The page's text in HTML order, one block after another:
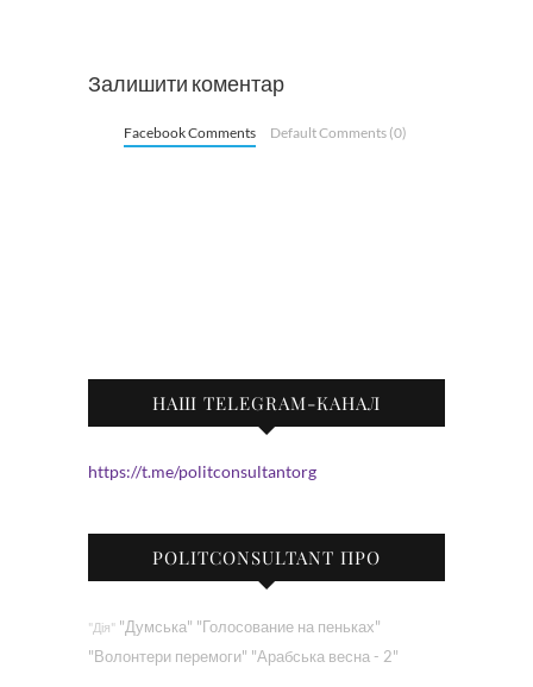
Залишити коментар
Facebook Comments Default Comments (0)
НАШ TELEGRAM-КАНАЛ
https://t.me/politconsultantorg
POLITCONSULTANT ПРО
"Дія" "Думська" "Голосование на пеньках"
"Волонтери перемоги" "Арабська весна - 2"